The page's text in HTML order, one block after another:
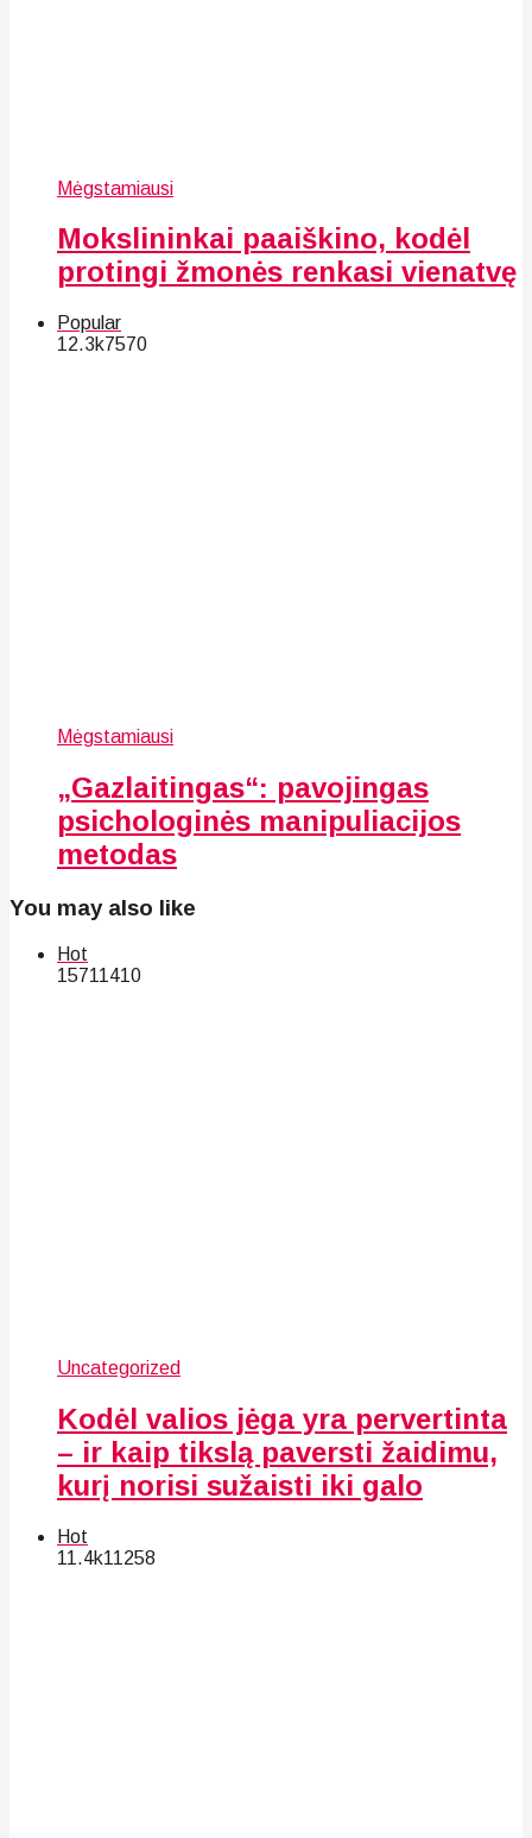
Mėgstamiausi
Mokslininkai paaiškino, kodėl
protingi žmonės renkasi vienatvę
Popular
12.3k7570
Mėgstamiausi
„Gazlaitingas“: pavojingas
psichologinės manipuliacijos
metodas
You may also like
Hot
15711410
Uncategorized
Kodėl valios jėga yra pervertinta
– ir kaip tikslą paversti žaidimu,
kurį norisi sužaisti iki galo
Hot
11.4k11258